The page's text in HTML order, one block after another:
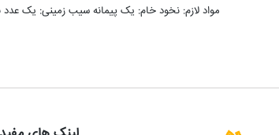
مواد لازم: نخود خام: یک پیمانه سیب زمینی: یک عدد بزرگ پیاز: